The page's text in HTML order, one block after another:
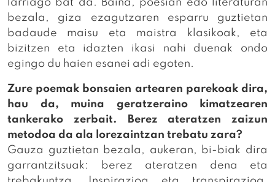
larriago bat da. Baina, poesian edo literaturan
bezala, giza ezagutzaren esparru guztietan
badaude maisu eta maistra klasikoak, eta
bizitzen eta idazten ikasi nahi duenak ondo
egingo du haien esanei adi egoten.
Zure poemak bonsaien artearen parekoak dira,
hau da, muina geratzeraino kimatzearen
tankerako zerbait. Berez ateratzen zaizun
metodoa da ala lorezaintzan trebatu zara?
Gauza guztietan bezala, aukeran, bi-biak dira
garrantzitsuak: berez ateratzen dena eta